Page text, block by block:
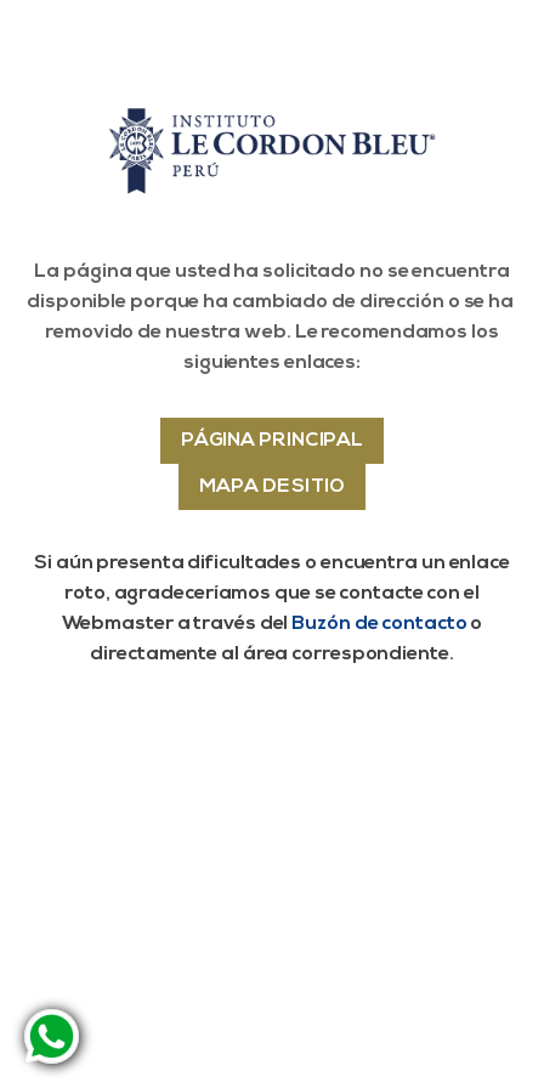
La página que usted ha solicitado no se encuentra
disponible porque ha cambiado de dirección o se ha
removido de nuestra web. Le recomendamos los
siguientes enlaces:
PÁGINA PRINCIPAL
MAPA DE SITIO
Si aún presenta dificultades o encuentra un enlace
roto, agradeceríamos que se contacte con el
Webmaster a través del Buzón de contacto o
directamente al área correspondiente.